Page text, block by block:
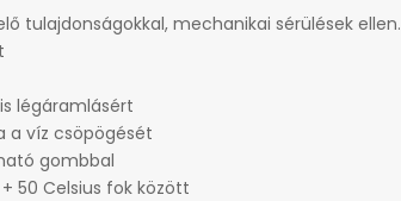
tulajdonságokkal, mechanikai sérülések ellen.
légáramlásért
a víz csöpögését
gombbal
50 Celsius fok között